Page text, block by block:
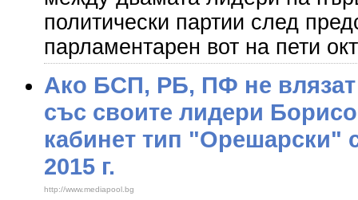
политически партии след
парламентарен вот на пети
Ако БСП, РБ, ПФ не влязат
със своите лидери
кабинет тип "Орешарски"
2015 г.
http://www.mediapool.bg